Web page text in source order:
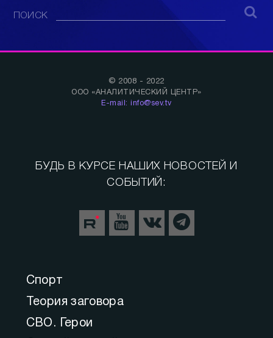
ПОИСК
© 2008 - 2022
ООО «АНАЛИТИЧЕСКИЙ ЦЕНТР»
E-mail: info@sev.tv
Спорт
Теория заговора
СВО. Герои
БУДЬ В КУРСЕ НАШИХ НОВОСТЕЙ И
СОБЫТИЙ: